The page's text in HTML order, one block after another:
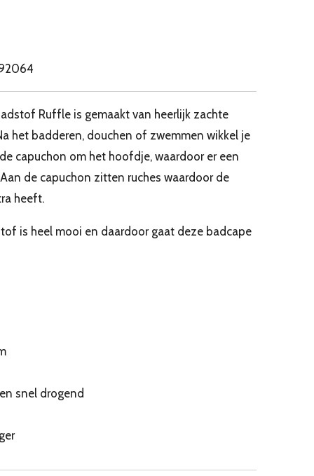
Ruffle is gemaakt van heerlijk zachte
het badderen, douchen of zwemmen wikkel je
capuchon om het hoofdje, waardoor er een
de capuchon zitten ruches waardoor de
heeft.
is heel mooi en daardoor gaat deze badcape
snel drogend